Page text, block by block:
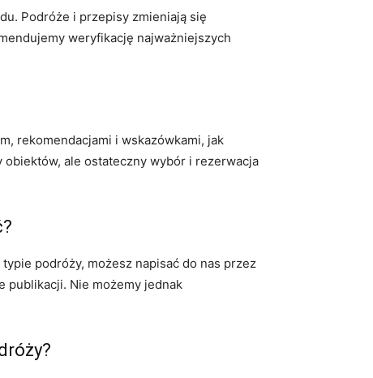
Podróże i przepisy zmieniają się
weryfikację najważniejszych
rekomendacjami i wskazówkami, jak
ale ostateczny wybór i rezerwacja
podróży, możesz napisać do nas przez
publikacji. Nie możemy jednak